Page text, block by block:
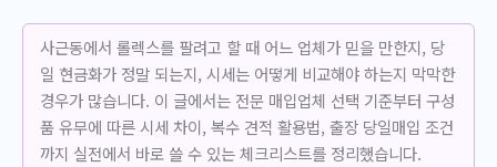
사근동에서 롤렉스를 팔려고 할 때 어느 업체가 믿을 만한지, 당
일 현금화가 정말 되는지, 시세는 어떻게 비교해야 하는지 막막한
경우가 많습니다. 이 글에서는 전문 매입업체 선택 기준부터 구성
품 유무에 따른 시세 차이, 복수 견적 활용법, 출장 당일매입 조건
까지 실전에서 바로 쓸 수 있는 체크리스트를 정리했습니다.